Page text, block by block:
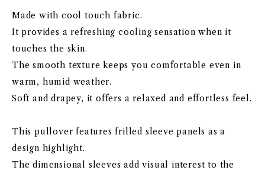
Made with cool touch fabric.
It provides a refreshing cooling sensation when it
touches the skin.
The smooth texture keeps you comfortable even in
warm, humid weather.
Soft and drapey, it offers a relaxed and effortless feel.
This pullover features frilled sleeve panels as a
design highlight.
The dimensional sleeves add visual interest to the